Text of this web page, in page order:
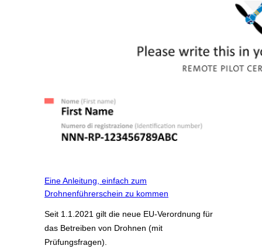
Eine Anleitung, einfach zum
Drohnenführerschein zu kommen
Seit 1.1.2021 gilt die neue EU-Verordnung für
das Betreiben von Drohnen (mit
Prüfungsfragen).